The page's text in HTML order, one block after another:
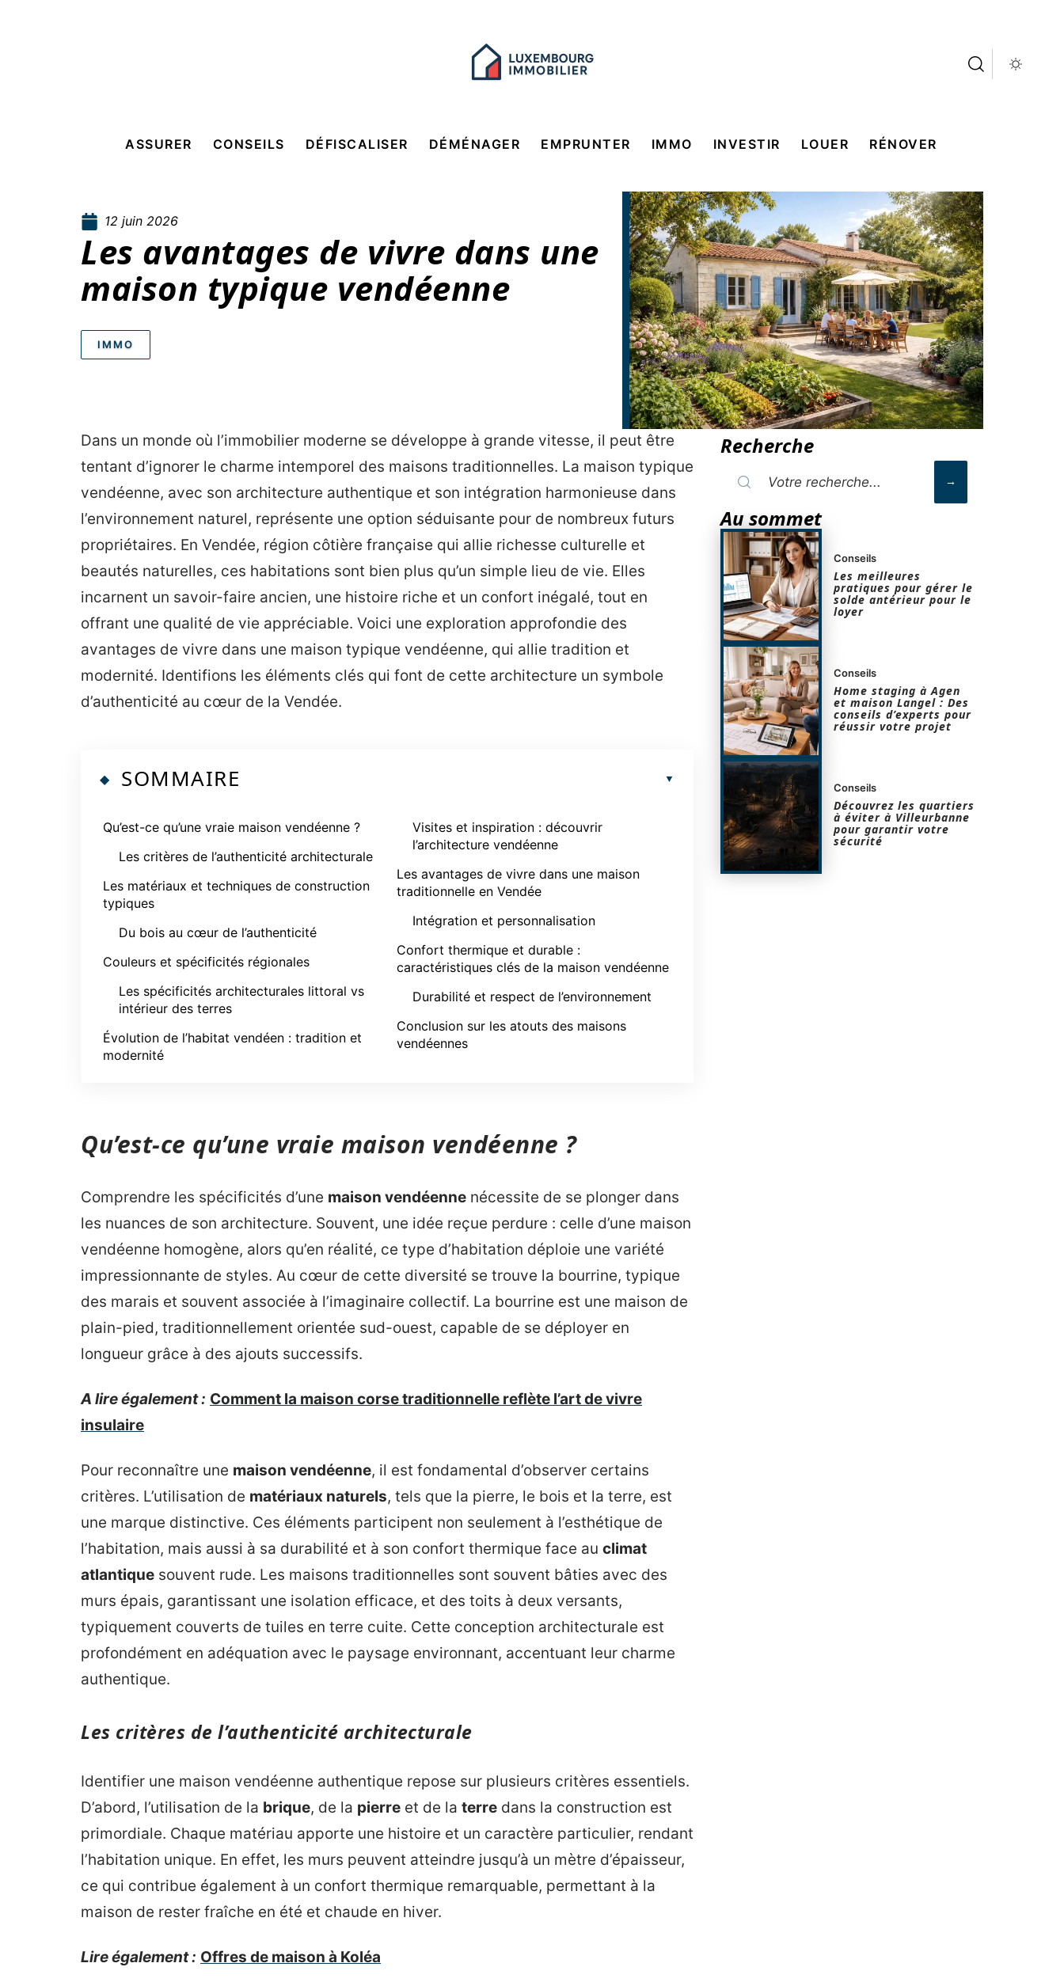
ASSURER CONSEILS DÉFISCALISER DÉMÉNAGER EMPRUNTER IMMO INVESTIR LOUER RÉNOVER
12 juin 2026
Les avantages de vivre dans une
maison typique vendéenne
IMMO
Dans un monde où l’immobilier moderne se développe à grande vitesse, il peut être
tentant d’ignorer le charme intemporel des maisons traditionnelles. La maison typique
vendéenne, avec son architecture authentique et son intégration harmonieuse dans
l’environnement naturel, représente une option séduisante pour de nombreux futurs
propriétaires. En Vendée, région côtière française qui allie richesse culturelle et
beautés naturelles, ces habitations sont bien plus qu’un simple lieu de vie. Elles
incarnent un savoir-faire ancien, une histoire riche et un confort inégalé, tout en
offrant une qualité de vie appréciable. Voici une exploration approfondie des
avantages de vivre dans une maison typique vendéenne, qui allie tradition et
modernité. Identifions les éléments clés qui font de cette architecture un symbole
d’authenticité au cœur de la Vendée.
SOMMAIRE
Qu’est-ce qu’une vraie maison vendéenne ?
Les critères de l’authenticité architecturale
Les matériaux et techniques de construction
typiques
Du bois au cœur de l’authenticité
Couleurs et spécificités régionales
Les spécificités architecturales littoral vs
intérieur des terres
Évolution de l’habitat vendéen : tradition et
modernité
Visites et inspiration : découvrir
l’architecture vendéenne
Les avantages de vivre dans une maison
traditionnelle en Vendée
Intégration et personnalisation
Confort thermique et durable :
caractéristiques clés de la maison vendéenne
Durabilité et respect de l’environnement
Conclusion sur les atouts des maisons
vendéennes
Qu’est-ce qu’une vraie maison vendéenne ?
Comprendre les spécificités d’une maison vendéenne nécessite de se plonger dans
les nuances de son architecture. Souvent, une idée reçue perdure : celle d’une maison
vendéenne homogène, alors qu’en réalité, ce type d’habitation déploie une variété
impressionnante de styles. Au cœur de cette diversité se trouve la bourrine, typique
des marais et souvent associée à l’imaginaire collectif. La bourrine est une maison de
plain-pied, traditionnellement orientée sud-ouest, capable de se déployer en
longueur grâce à des ajouts successifs.
A lire également : Comment la maison corse traditionnelle reflète l’art de vivre
insulaire
Pour reconnaître une maison vendéenne, il est fondamental d’observer certains
critères. L’utilisation de matériaux naturels, tels que la pierre, le bois et la terre, est
une marque distinctive. Ces éléments participent non seulement à l’esthétique de
l’habitation, mais aussi à sa durabilité et à son confort thermique face au climat
atlantique souvent rude. Les maisons traditionnelles sont souvent bâties avec des
murs épais, garantissant une isolation efficace, et des toits à deux versants,
typiquement couverts de tuiles en terre cuite. Cette conception architecturale est
profondément en adéquation avec le paysage environnant, accentuant leur charme
authentique.
Les critères de l’authenticité architecturale
Identifier une maison vendéenne authentique repose sur plusieurs critères essentiels.
D’abord, l’utilisation de la brique, de la pierre et de la terre dans la construction est
primordiale. Chaque matériau apporte une histoire et un caractère particulier, rendant
l’habitation unique. En effet, les murs peuvent atteindre jusqu’à un mètre d’épaisseur,
ce qui contribue également à un confort thermique remarquable, permettant à la
maison de rester fraîche en été et chaude en hiver.
Lire également : Offres de maison à Koléa
Recherche
Au sommet
Conseils
Les meilleures
pratiques pour gérer le
solde antérieur pour le
loyer
Conseils
Home staging à Agen
et maison Langel : Des
conseils d’experts pour
réussir votre projet
Conseils
Découvrez les quartiers
à éviter à Villeurbanne
pour garantir votre
sécurité